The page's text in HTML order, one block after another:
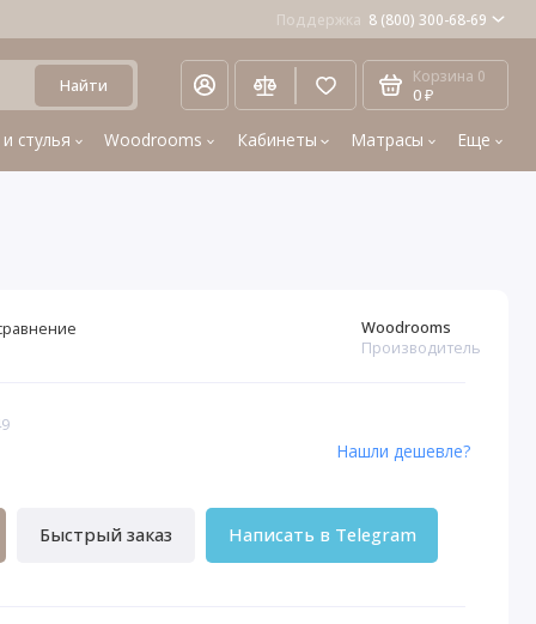
Поддержка 8 (800) 300-68-69
Найти Корзина 0
0 ₽
стулья Woodrooms Кабинеты Матрасы Еще
Woodrooms
Производитель
Быстрый заказ Написать в Telegram
Нашли дешевле?